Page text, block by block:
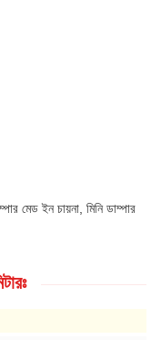
মেড ইন চায়না, মিনি ডাম্পার